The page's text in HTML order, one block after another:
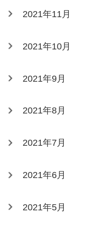
2021年11月
2021年10月
2021年9月
2021年8月
2021年7月
2021年6月
2021年5月